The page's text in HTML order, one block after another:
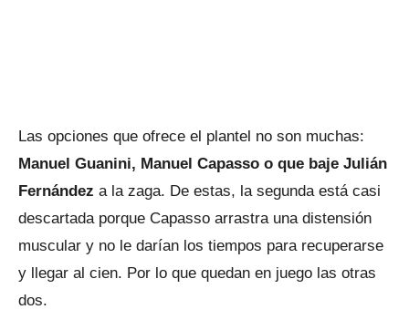
Las opciones que ofrece el plantel no son muchas:
Manuel Guanini, Manuel Capasso o que baje Julián
Fernández a la zaga. De estas, la segunda está casi
descartada porque Capasso arrastra una distensión
muscular y no le darían los tiempos para recuperarse
y llegar al cien. Por lo que quedan en juego las otras
dos.